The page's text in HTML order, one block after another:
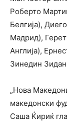
Роберто
Белгија),
Мадрид), Герет
Англија),
Зинедин
„Нова
македонски
Саша Ќириќ